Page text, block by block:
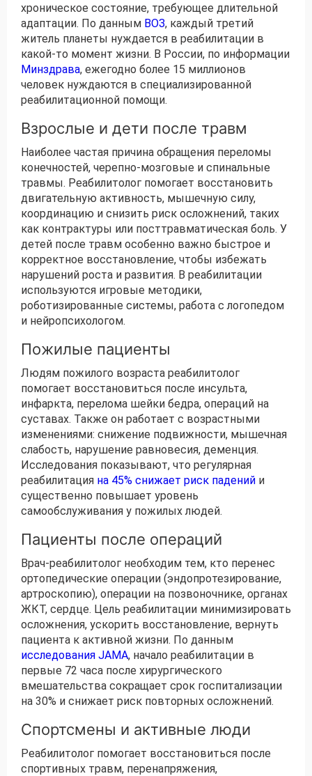
хроническое состояние, требующее длительной
адаптации. По данным ВОЗ, каждый третий
житель планеты нуждается в реабилитации в
какой-то момент жизни. В России, по информации
Минздрава, ежегодно более 15 миллионов
человек нуждаются в специализированной
реабилитационной помощи.
Взрослые и дети после травм
Наиболее частая причина обращения переломы
конечностей, черепно-мозговые и спинальные
травмы. Реабилитолог помогает восстановить
двигательную активность, мышечную силу,
координацию и снизить риск осложнений, таких
как контрактуры или посттравматическая боль. У
детей после травм особенно важно быстрое и
корректное восстановление, чтобы избежать
нарушений роста и развития. В реабилитации
используются игровые методики,
роботизированные системы, работа с логопедом
и нейропсихологом.
Пожилые пациенты
Людям пожилого возраста реабилитолог
помогает восстановиться после инсульта,
инфаркта, перелома шейки бедра, операций на
суставах. Также он работает с возрастными
изменениями: снижение подвижности, мышечная
слабость, нарушение равновесия, деменция.
Исследования показывают, что регулярная
реабилитация на 45% снижает риск падений и
существенно повышает уровень
самообслуживания у пожилых людей.
Пациенты после операций
Врач-реабилитолог необходим тем, кто перенес
ортопедические операции (эндопротезирование,
артроскопию), операции на позвоночнике, органах
ЖКТ, сердце. Цель реабилитации минимизировать
осложнения, ускорить восстановление, вернуть
пациента к активной жизни. По данным
исследования JAMA, начало реабилитации в
первые 72 часа после хирургического
вмешательства сокращает срок госпитализации
на 30% и снижает риск повторных осложнений.
Спортсмены и активные люди
Реабилитолог помогает восстановиться после
спортивных травм, перенапряжения,